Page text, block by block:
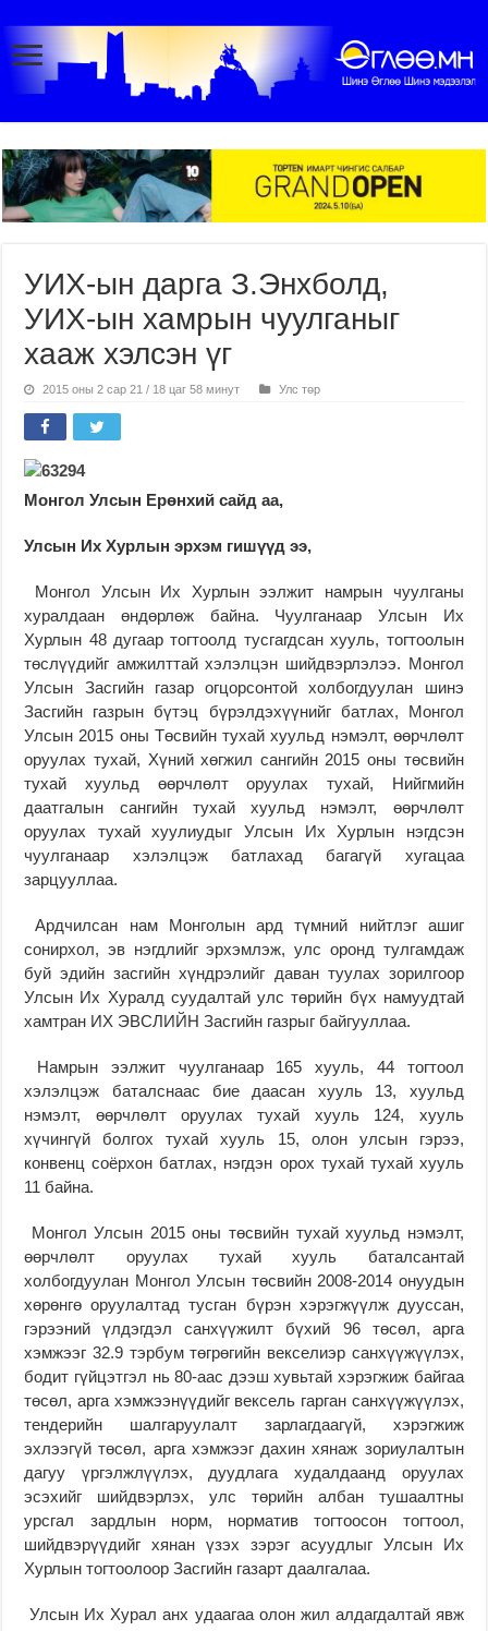
УИХ-ын дарга З.Энхболд,
УИХ-ын хамрын чуулганыг
хааж хэлсэн үг
2015 оны 2 сар 21 / 18 цаг 58 минут Улс төр
Монгол Улсын Ерөнхий сайд аа,
Улсын Их Хурлын эрхэм гишүүд ээ,
Монгол Улсын Их Хурлын ээлжит намрын чуулганы
хуралдаан өндөрлөж байна. Чуулганаар Улсын Их
Хурлын 48 дугаар тогтоолд тусгагдсан хууль, тогтоолын
төслүүдийг амжилттай хэлэлцэн шийдвэрлэлээ. Монгол
Улсын Засгийн газар огцорсонтой холбогдуулан шинэ
Засгийн газрын бүтэц бүрэлдэхүүнийг батлах, Монгол
Улсын 2015 оны Төсвийн тухай хуульд нэмэлт, өөрчлөлт
оруулах тухай, Хүний хөгжил сангийн 2015 оны төсвийн
тухай хуульд өөрчлөлт оруулах тухай, Нийгмийн
даатгалын сангийн тухай хуульд нэмэлт, өөрчлөлт
оруулах тухай хуулиудыг Улсын Их Хурлын нэгдсэн
чуулганаар хэлэлцэж батлахад багагүй хугацаа
зарцууллаа.
Ардчилсан нам Монголын ард түмний нийтлэг ашиг
сонирхол, эв нэгдлийг эрхэмлэж, улс оронд тулгамдаж
буй эдийн засгийн хүндрэлийг даван туулах зорилгоор
Улсын Их Хуралд суудалтай улс төрийн бүх намуудтай
хамтран ИХ ЭВСЛИЙН Засгийн газрыг байгууллаа.
Намрын ээлжит чуулганаар 165 хууль, 44 тогтоол
хэлэлцэж баталснаас бие даасан хууль 13, хуульд
нэмэлт, өөрчлөлт оруулах тухай хууль 124, хууль
хүчингүй болгох тухай хууль 15, олон улсын гэрээ,
конвенц соёрхон батлах, нэгдэн орох тухай тухай хууль
11 байна.
Монгол Улсын 2015 оны төсвийн тухай хуульд нэмэлт,
өөрчлөлт оруулах тухай хууль баталсантай
холбогдуулан Монгол Улсын төсвийн 2008-2014 онуудын
хөрөнгө оруулалтад тусган бүрэн хэрэгжүүлж дууссан,
гэрээний үлдэгдэл санхүүжилт бүхий 96 төсөл, арга
хэмжээг 32.9 тэрбум төгрөгийн векселиэр санхүүжүүлэх,
бодит гүйцэтгэл нь 80-аас дээш хувьтай хэрэгжиж байгаа
төсөл, арга хэмжээнүүдийг вексель гарган санхүүжүүлэх,
тендерийн шалгаруулалт зарлагдаагүй, хэрэгжиж
эхлээгүй төсөл, арга хэмжээг дахин хянаж зориулалтын
дагуу үргэлжлүүлэх, дуудлага худалдаанд оруулах
эсэхийг шийдвэрлэх, улс төрийн албан тушаалтны
урсгал зардлын норм, норматив тогтоосон тогтоол,
шийдвэрүүдийг хянан үзэх зэрэг асуудлыг Улсын Их
Хурлын тогтоолоор Засгийн газарт даалгалаа.
Улсын Их Хурал анх удаагаа олон жил алдагдалтай явж